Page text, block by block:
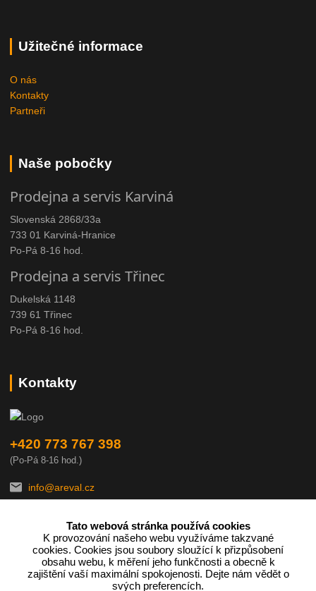
Užitečné informace
O nás
Kontakty
Partneři
Naše pobočky
Prodejna a servis Karviná
Slovenská 2868/33a
733 01 Karviná-Hranice
Po-Pá 8-16 hod.
Prodejna a servis Třinec
Dukelská 1148
739 61 Třinec
Po-Pá 8-16 hod.
Kontakty
+420 773 767 398
(Po-Pá 8-16 hod.)
info@areval.cz
Podle zákona o evidenci tržeb je prodávající povinen vystavit
Tato webová stránka používá cookies
K provozování našeho webu využíváme takzvané
cookies. Cookies jsou soubory sloužící k přizpůsobení
obsahu webu, k měření jeho funkčnosti a obecně k
zajištění vaší maximální spokojenosti. Dejte nám vědět o
svých preferencích.